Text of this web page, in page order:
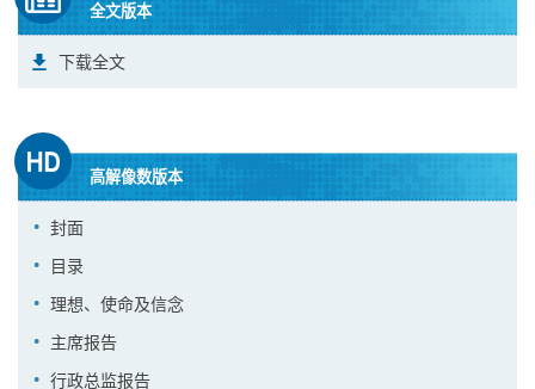
全文版本
下载全文
高解像数版本
封面
目录
理想、使命及信念
主席报告
行政总监报告